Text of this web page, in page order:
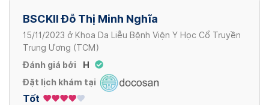
80,000 VND
Giác Hơi/ Cupping
50,000 VND
BSCKII Đỗ Thị Minh Nghĩa
15/11/2023 ở Khoa Da Liễu Bệnh Viện Y Học Cổ Truyền
Trung Ương (TCM)
Đánh giá bởi
H
Đặt lịch khám tại
Tốt